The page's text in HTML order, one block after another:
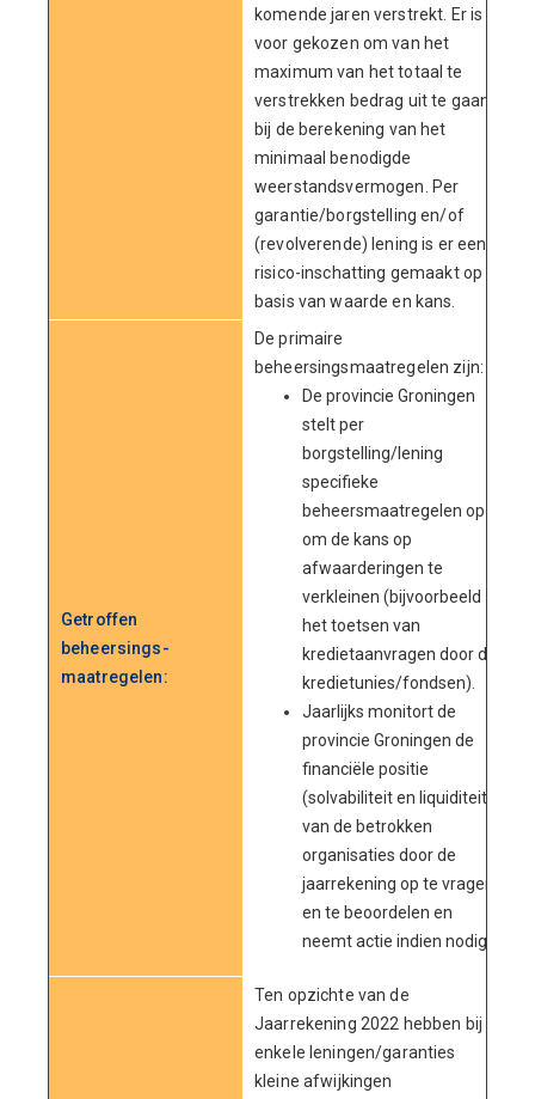
komende jaren verstrekt. Er is
voor gekozen om van het
maximum van het totaal te
verstrekken bedrag uit te gaan
bij de berekening van het
minimaal benodigde
weerstandsvermogen. Per
garantie/borgstelling en/of
(revolverende) lening is er een
risico-inschatting gemaakt op
basis van waarde en kans.
Getroffen
beheersings-
maatregelen:
De primaire
beheersingsmaatregelen zijn:
De provincie Groningen
stelt per
borgstelling/lening
specifieke
beheersmaatregelen op
om de kans op
afwaarderingen te
verkleinen (bijvoorbeeld
het toetsen van
kredietaanvragen door de
kredietunies/fondsen).
Jaarlijks monitort de
provincie Groningen de
financiële positie
(solvabiliteit en liquiditeit)
van de betrokken
organisaties door de
jaarrekening op te vragen
en te beoordelen en
neemt actie indien nodig.
Ten opzichte van de
Jaarrekening 2022 hebben bij
enkele leningen/garanties
kleine afwijkingen